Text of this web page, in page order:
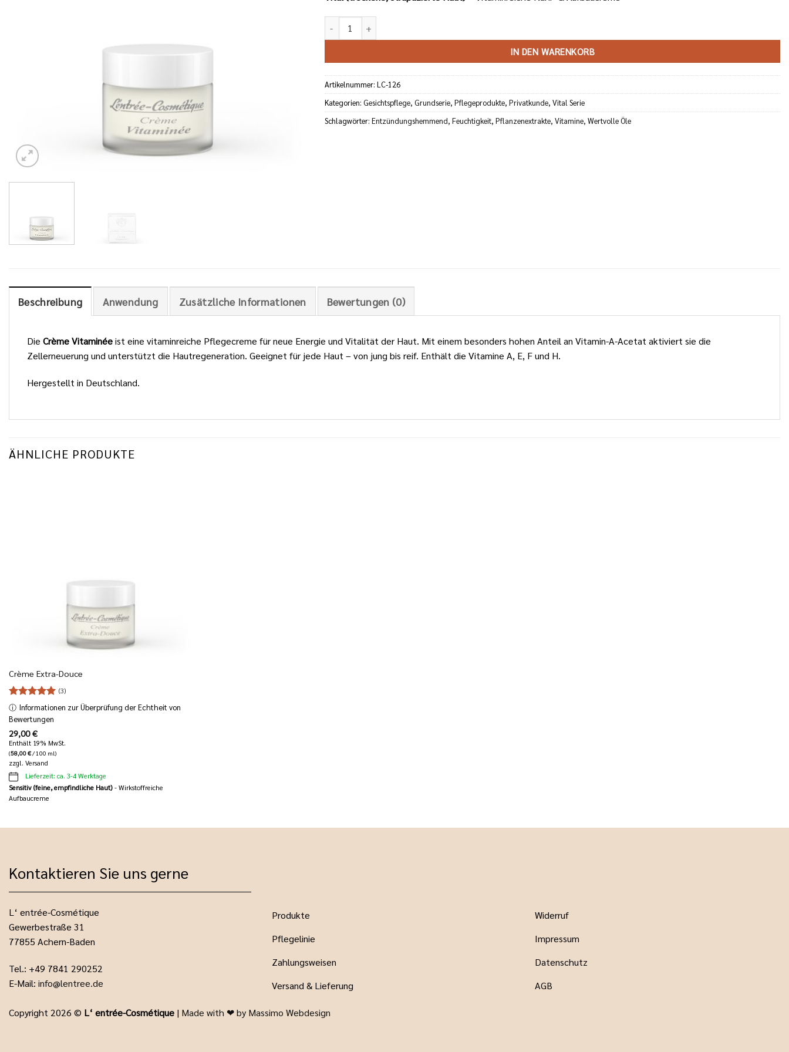
IN DEN WARENKORB
Artikelnummer: LC-126
Kategorien: Gesichtspflege, Grundserie, Pflegeprodukte, Privatkunde, Vital Serie
Schlagwörter: Entzündungshemmend, Feuchtigkeit, Pflanzenextrakte, Vitamine, Wertvolle Öle
Beschreibung Anwendung Zusätzliche Informationen Bewertungen (0)
Die Crème Vitaminéeist eine vitaminreiche Pflegecreme für neue Energie und Vitalität der Haut. Mit einem besonders hohen Anteil an Vitamin-A-Acetat aktiviert sie die
Zellerneuerung und unterstützt die Hautregeneration. Geeignet für jede Haut – von jung bis reif. Enthält die Vitamine A, E, F und H.
Hergestellt in Deutschland.
ÄHNLICHE PRODUKTE
Crème Extra-Douce
Bewertet
mit 5
5
ⓘ Informationen zur Überprüfung der Echtheit von
Bewertungen
(3)
29,00€
Enthält 19% MwSt.
(58,00€/ 100 ml)
zzgl. Versand
Lieferzeit: ca. 3-4 Werktage
Sensitiv (feine, empfindliche Haut)- Wirkstoffreiche
Aufbaucreme
Kontaktieren Sie uns gerne
L‘ entrée-Cosmétique
Gewerbestraße 31
77855 Achern-Baden
Tel.: +49 7841 290252
E-Mail: info@lentree.de
Produkte
Pflegelinie
Zahlungsweisen
Versand & Lieferung
Widerruf
Impressum
Datenschutz
AGB
Copyright 2026 © L‘ entrée-Cosmétique | Made with ❤ by Massimo Webdesign